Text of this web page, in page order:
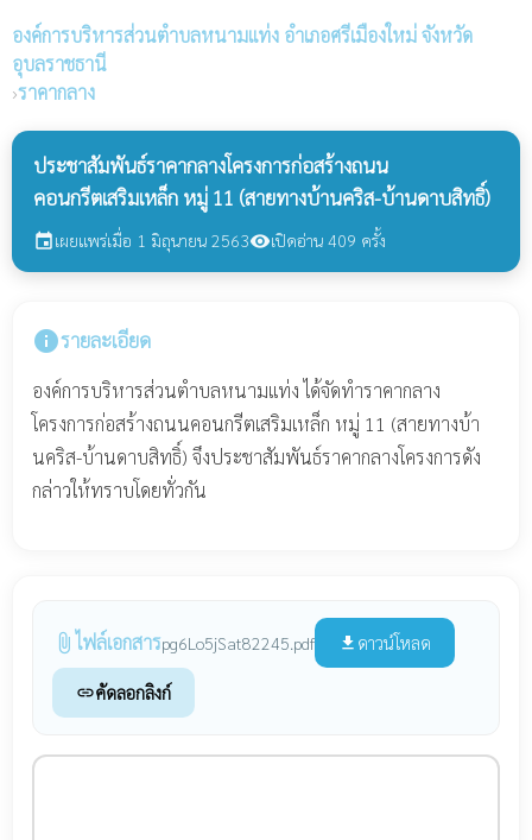
องค์การบริหารส่วนตำบลหนามแท่ง อำเภอศรีเมืองใหม่ จังหวัด
อุบลราชธานี
›ราคากลาง
ประชาสัมพันธ์ราคากลางโครงการก่อสร้างถนน
คอนกรีตเสริมเหล็ก หมู่ 11 (สายทางบ้านคริส-บ้านดาบสิทธิ์)
eventเผยแพร่เมื่อ 1 มิถุนายน 2563visibilityเปิดอ่าน 409 ครั้ง
infoรายละเอียด
องค์การบริหารส่วนตำบลหนามแท่ง ได้จัดทำราคากลาง
โครงการก่อสร้างถนนคอนกรีตเสริมเหล็ก หมู่ 11 (สายทางบ้า
นคริส-บ้านดาบสิทธิ์) จึงประชาสัมพันธ์ราคากลางโครงการดัง
กล่าวให้ทราบโดยทั่วกัน
attach_file ไฟล์เอกสารpg6Lo5jSat82245.pdf file_download ดาวน์โหลด
linkคัดลอกลิงก์